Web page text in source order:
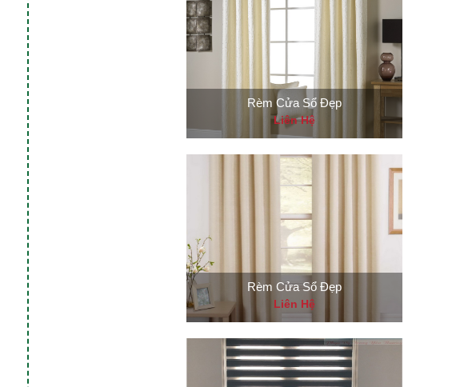
Rèm Cửa Sổ Đẹp
Liên Hệ
Rèm Cửa Sổ Đẹp
Liên Hệ